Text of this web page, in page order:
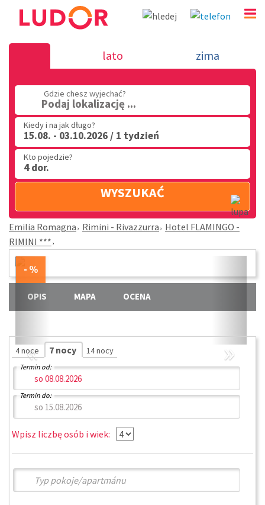
Hotel FLAMINGO - RIMINI *** - Rimini - Rivazzurra
lato zima
Gdzie chesz wyjechać?
Podaj lokalizację ...
Kiedy i na jak długo?
15.08. - 03.10.2026 / 1 tydzień
Kto pojedzie?
4 dor.
WYSZUKAĆ
Emilia Romagna Rimini - Rivazzurra Hotel FLAMINGO -
RIMINI ***
« »
OPIS MAPA OCENA
4 noce 7 nocy 14 nocy
Termin od:
Termin do:
Wpisz liczbę osób i wiek: